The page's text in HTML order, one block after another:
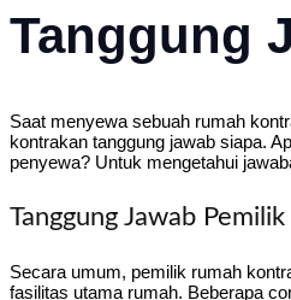
Tanggung
Saat menyewa sebuah rumah
kontrakan tanggung jawab siapa.
penyewa? Untuk mengetahui
Tanggung Jawab
Secara umum, pemilik rumah
fasilitas utama rumah. Beberapa